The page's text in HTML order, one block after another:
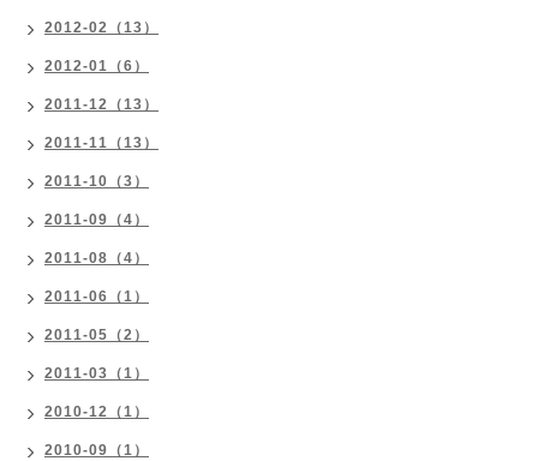
2012-02（13）
2012-01（6）
2011-12（13）
2011-11（13）
2011-10（3）
2011-09（4）
2011-08（4）
2011-06（1）
2011-05（2）
2011-03（1）
2010-12（1）
2010-09（1）